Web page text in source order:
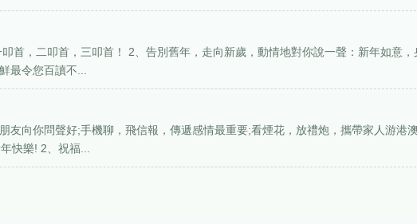
首，二叩首，三叩首！ 2、告別舊年，走向新歲，動情地對你說一聲：新年如意，
最令您百讀不...
友向你問聲好;手機聊，飛信報，傳遞感情最重要;看煙花，放禮炮，攜帶家人游港
快樂! 2、祝福...